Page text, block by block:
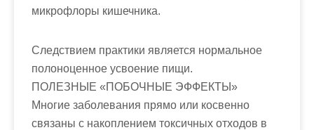
микрофлоры кишечника.
Следствием практики является нормальное
полоноценное усвоение пищи.
ПОЛЕЗНЫЕ «ПОБОЧНЫЕ ЭФФЕКТЫ»
Многие заболевания прямо или косвенно
связаны с накоплением токсичных отходов в